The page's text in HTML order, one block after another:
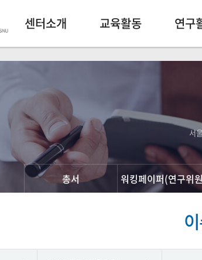
센터소개 교육활동 연구
서
총서 워킹페이퍼(연구위